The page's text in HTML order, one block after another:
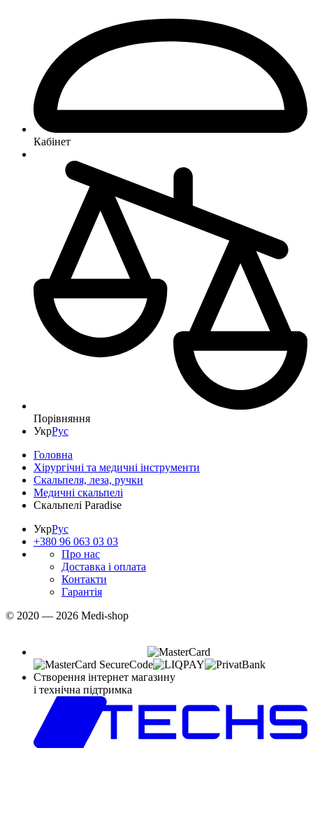
Кабінет
Порівняння
УкрРус
Головна
Хірургічні та медичні інструменти
Скальпеля, леза, ручки
Медичні скальпелі
Скальпелі Paradise
УкрРус
+380 96 063 03 03
Про нас
Доставка і оплата
Контакти
Гарантія
© 2020 — 2026 Medi-shop
Створення інтернет магазину
і технічна підтримка